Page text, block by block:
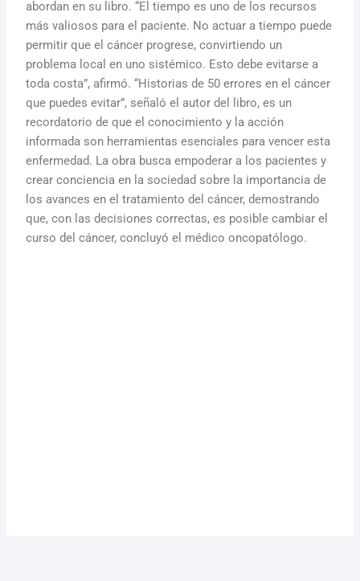
abordan en su libro. “El tiempo es uno de los recursos
más valiosos para el paciente. No actuar a tiempo puede
permitir que el cáncer progrese, convirtiendo un
problema local en uno sistémico. Esto debe evitarse a
toda costa”, afirmó. “Historias de 50 errores en el cáncer
que puedes evitar”, señaló el autor del libro, es un
recordatorio de que el conocimiento y la acción
informada son herramientas esenciales para vencer esta
enfermedad. La obra busca empoderar a los pacientes y
crear conciencia en la sociedad sobre la importancia de
los avances en el tratamiento del cáncer, demostrando
que, con las decisiones correctas, es posible cambiar el
curso del cáncer, concluyó el médico oncopatólogo.